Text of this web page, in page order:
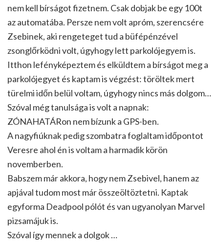
nem kell bírságot fizetnem. Csak dobjak be egy 100t
az automatába. Persze nem volt apróm, szerencsére
Zsebinek, aki rengeteget tud a büfépénzével
zsonglőrködni volt, úgyhogy lett parkolójegyem is.
Itthon lefényképeztem és elküldtem a bírságot meg a
parkolójegyet és kaptam is végzést: töröltek mert
türelmi időn belül voltam, úgyhogy nincs más dolgom…
Szóval még tanulsága is volt a napnak:
ZÓNAHATÁRon nem bízunk a GPS-ben.
A nagyfiúknak pedig szombatra foglaltam időpontot
Veresre ahol én is voltam a harmadik körön
novemberben.
Babszem már akkora, hogy nem Zsebivel, hanem az
apjával tudom most már összeöltöztetni. Kaptak
egyforma Deadpool pólót és van ugyanolyan Marvel
pizsamájuk is.
Szóval így mennek a dolgok …